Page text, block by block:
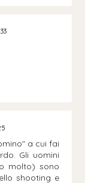
a cui fai
Gli uomini
molto) sono
shooting e